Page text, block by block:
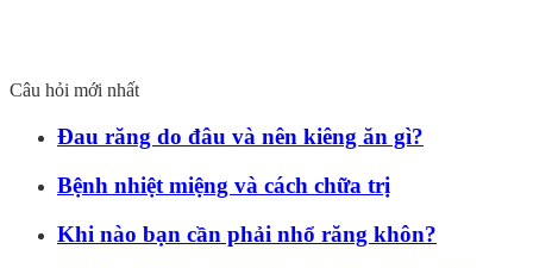
Câu hỏi mới nhất
Đau răng do đâu và nên kiêng ăn gì?
Bệnh nhiệt miệng và cách chữa trị
Khi nào bạn cần phải nhổ răng khôn?